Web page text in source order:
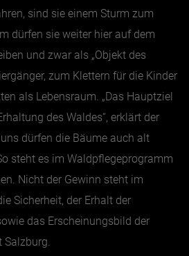
sind sie einem Sturm zum
dürfen sie weiter hier auf dem
und zwar als „Objekt des
zum Klettern für die Kinder
als Lebensraum. „Das Hauptziel
des Waldes“, erklärt der
dürfen die Bäume auch alt
steht es im Waldpflegeprogramm
Nicht der Gewinn steht im
Sicherheit, der Erhalt der
das Erscheinungsbild der
Salzburg.